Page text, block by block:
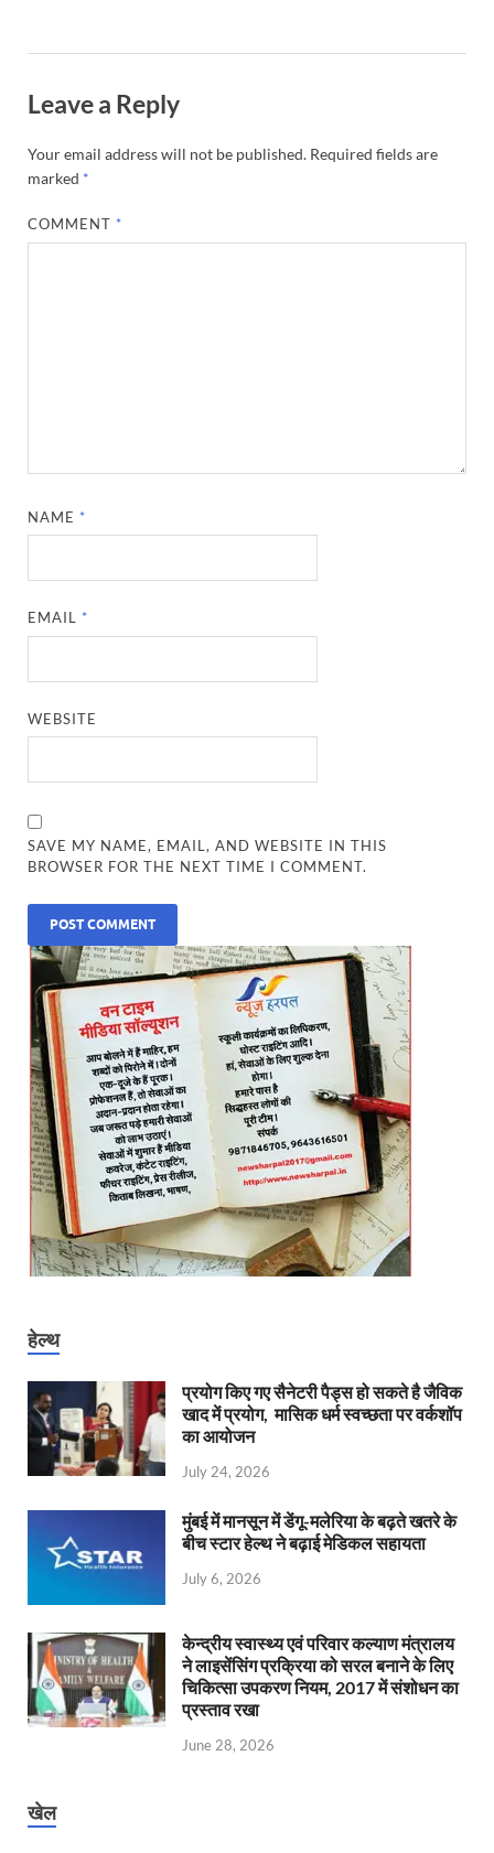
Leave a Reply
Your email address will not be published. Required fields are
marked *
COMMENT *
NAME *
EMAIL *
WEBSITE
SAVE MY NAME, EMAIL, AND WEBSITE IN THIS
BROWSER FOR THE NEXT TIME I COMMENT.
हेल्थ
प्रयोग किए गए सैनेटरी पैड्स हो सकते है जैविक
खाद में प्रयोग, मासिक धर्म स्वच्छता पर वर्कशॉप
का आयोजन
July 24, 2026
मुंबई में मानसून में डेंगू-मलेरिया के बढ़ते खतरे के
बीच स्टार हेल्थ ने बढ़ाई मेडिकल सहायता
July 6, 2026
केन्‍द्रीय स्वास्थ्य एवं परिवार कल्याण मंत्रालय
ने लाइसेंसिंग प्रक्रिया को सरल बनाने के लिए
चिकित्सा उपकरण नियम, 2017 में संशोधन का
प्रस्ताव रखा
June 28, 2026
खेल